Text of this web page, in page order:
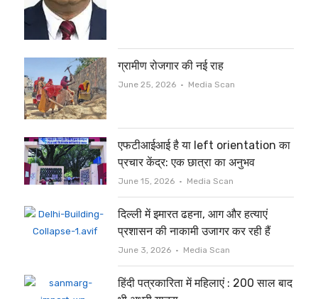
ग्रामीण रोजगार की नई राह
June 25, 2026 Author
Media Scan
एफटीआईआई है या left orientation का
प्रचार केंद्र: एक छात्रा का अनुभव
June 15, 2026 Author
Media Scan
दिल्ली में इमारत ढहना, आग और हत्याएं
प्रशासन की नाकामी उजागर कर रही हैं
June 3, 2026 Author
Media Scan
हिंदी पत्रकारिता में महिलाएं : 200 साल बाद